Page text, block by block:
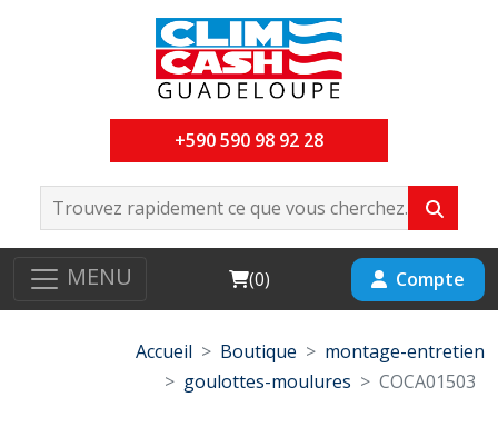
+590 590 98 92 28
MENU Cart
(0) Compte
Accueil Boutique
montage-entretien
goulottes-moulures
COCA01503